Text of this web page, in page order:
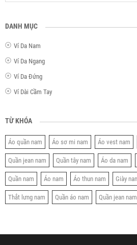
DANH MỤC
Ví Da Nam
Ví Da Ngang
Ví Da Đứng
Ví Dài Cầm Tay
TỪ KHÓA
Áo quần nam Áo sơ mi nam Áo vest nam
Quần jean nam Quần tây nam Áo da nam
Quần nam Áo nam Áo thun nam Giày
Thắt lưng nam Quần áo nam Quần jean